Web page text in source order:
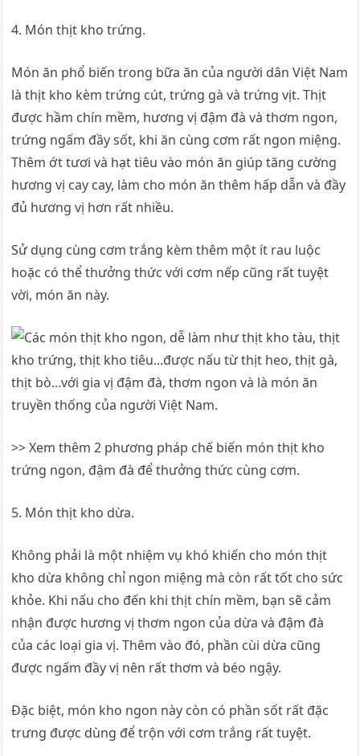
4. Món thịt kho trứng.
Món ăn phổ biến trong bữa ăn của người dân Việt Nam
là thịt kho kèm trứng cút, trứng gà và trứng vịt. Thịt
được hầm chín mềm, hương vị đậm đà và thơm ngon,
trứng ngấm đầy sốt, khi ăn cùng cơm rất ngon miệng.
Thêm ớt tươi và hạt tiêu vào món ăn giúp tăng cường
hương vị cay cay, làm cho món ăn thêm hấp dẫn và đầy
đủ hương vị hơn rất nhiều.
Sử dụng cùng cơm trắng kèm thêm một ít rau luộc
hoặc có thể thưởng thức với cơm nếp cũng rất tuyệt
vời, món ăn này.
>> Xem thêm 2 phương pháp chế biến món thịt kho
trứng ngon, đậm đà để thưởng thức cùng cơm.
5. Món thịt kho dừa.
Không phải là một nhiệm vụ khó khiến cho món thịt
kho dừa không chỉ ngon miệng mà còn rất tốt cho sức
khỏe. Khi nấu cho đến khi thịt chín mềm, bạn sẽ cảm
nhận được hương vị thơm ngon của dừa và đậm đà
của các loại gia vị. Thêm vào đó, phần cùi dừa cũng
được ngấm đầy vị nên rất thơm và béo ngậy.
Đặc biệt, món kho ngon này còn có phần sốt rất đặc
trưng được dùng để trộn với cơm trắng rất tuyệt.